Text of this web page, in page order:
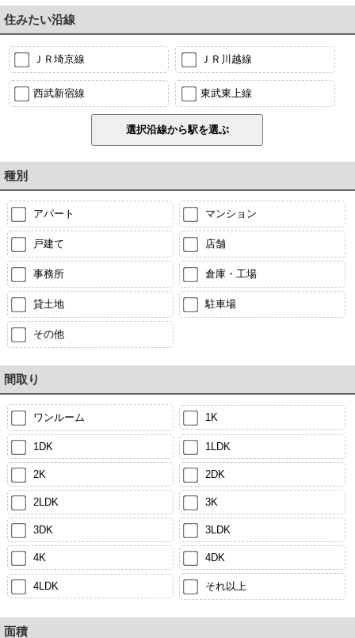
住みたい沿線
ＪＲ埼京線 ＪＲ川越線
西武新宿線 東武東上線
種別
アパート マンション
戸建て 店舗
事務所 倉庫・工場
貸土地 駐車場
その他
間取り
ワンルーム 1K
1DK 1LDK
2K 2DK
2LDK 3K
3DK 3LDK
4K 4DK
4LDK それ以上
面積